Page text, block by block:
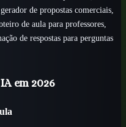
de propostas comerciais,
de aula para professores,
de respostas para perguntas
em 2026